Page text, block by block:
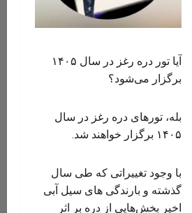
آیا تور دره رغز در سال ۱۴۰۵
برگزار می‌شود؟
بله، تورهای دره رغز در سال
۱۴۰۵ برگزار خواهند شد.
با وجود تغییراتی که طی سال
گذشته و بارندگی های سیل آبی
اخیر بخش‌هایی از دره بر اثر